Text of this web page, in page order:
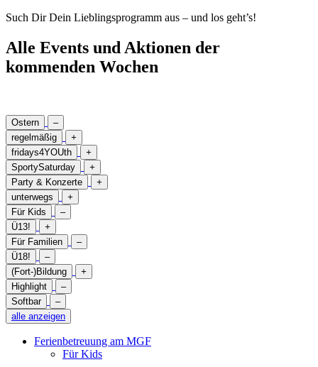
Such Dir Dein Lieblingsprogramm aus – und los geht’s!
Alle Events und Aktionen der
kommenden Wochen
Ostern
–
regelmäßig
+
fridays4YOUth
+
SportySaturday
+
Party & Konzerte
+
unterwegs
+
Für Kids
–
Ü13!
+
Für Familien
–
Ü18!
–
(Fort-)Bildung
+
Highlight
–
Softbar
–
alle anzeigen
Ferienbetreuung am MGF
Für Kids